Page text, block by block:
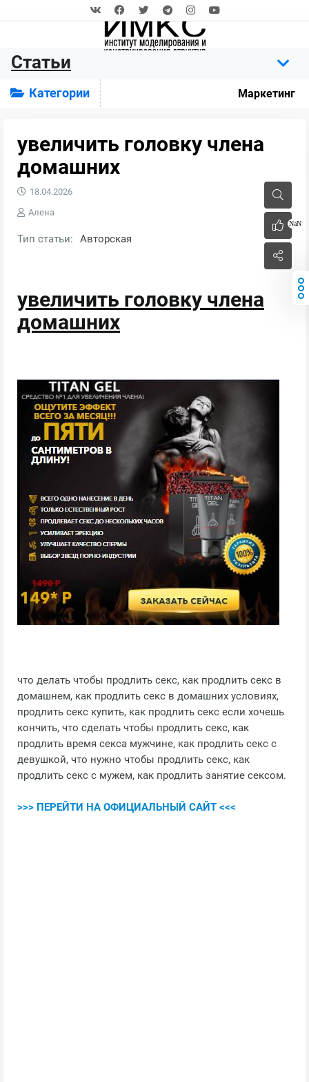
Статьи
Категории Маркетинг
увеличить головку члена
домашних
NaN
18.04.2026
Алена
Тип статьи: Авторская
увеличить головку члена
домашних
что делать чтобы продлить секс, как продлить секс в
домашнем, как продлить секс в домашних условиях,
продлить секс купить, как продлить секс если хочешь
кончить, что сделать чтобы продлить секс, как
продлить время секса мужчине, как продлить секс с
девушкой, что нужно чтобы продлить секс, как
продлить секс с мужем, как продлить занятие сексом.
>>> ПЕРЕЙТИ НА ОФИЦИАЛЬНЫЙ САЙТ <<<